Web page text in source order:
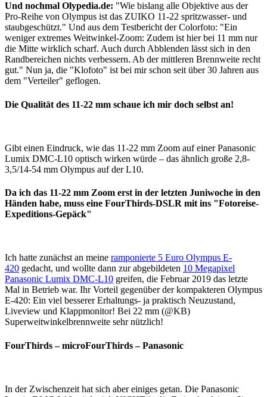
Und nochmal Olypedia.de: "Wie bislang alle Objektive aus der
Pro-Reihe von Olympus ist das ZUIKO 11-22 spritzwasser- und
staubgeschützt." Und aus dem Testbericht der Colorfoto: "Ein
weniger extremes Weitwinkel-Zoom: Zudem ist hier bei 11 mm nur
die Mitte wirklich scharf. Auch durch Abblenden lässt sich in den
Randbereichen nichts verbessern. Ab der mittleren Brennweite recht
gut." Nun ja, die "Klofoto" ist bei mir schon seit über 30 Jahren aus
dem "Verteiler" geflogen.
Die Qualität des 11-22 mm schaue ich mir doch selbst an!
Gibt einen Eindruck, wie das 11-22 mm Zoom auf einer Panasonic
Lumix DMC-L10 optisch wirken würde – das ähnlich große 2,8-
3,5/14-54 mm Olympus auf der L10.
Da ich das 11-22 mm Zoom erst in der letzten Juniwoche in den
Händen habe, muss eine FourThirds-DSLR mit ins "Fotoreise-
Expeditions-Gepäck"
Ich hatte zunächst an meine ramponierte 5 Euro Olympus E-
420 gedacht, und wollte dann zur abgebildeten 10 Megapixel
Panasonic Lumix DMC-L10 greifen, die Februar 2019 das letzte
Mal in Betrieb war. Ihr Vorteil gegenüber der kompakteren Olympus
E-420: Ein viel besserer Erhaltungs- ja praktisch Neuzustand,
Liveview und Klappmonitor! Bei 22 mm (@KB)
Superweitwinkelbrennweite sehr nützlich!
FourThirds – microFourThirds – Panasonic
In der Zwischenzeit hat sich aber einiges getan. Die Panasonic